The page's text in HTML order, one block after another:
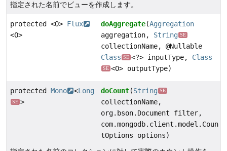
指定された名前でビューを作成します。
protected <O> Flux
<O>
doAggregate(Aggregation
aggregation, String SE
collectionName, @Nullable
Class SE <?> inputType, Class
SE <O> outputType)
protected Mono <Long
SE >
doCount(String SE
collectionName,
org.bson.Document filter,
com.mongodb.client.model.Coun
tOptions options)